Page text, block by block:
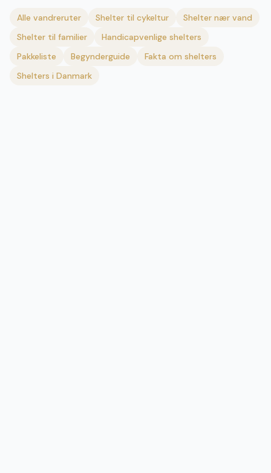
Alle vandreruter Shelter til cykeltur
Shelter nær vand
Shelter til familier
Handicapvenlige shelters
Pakkeliste
Begynderguide
Fakta om shelters
Shelters i Danmark